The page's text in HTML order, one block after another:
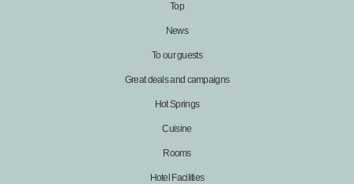
Top
News
To our guests
Great deals and campaigns
Hot Springs
Cuisine
Rooms
Hotel Facilities